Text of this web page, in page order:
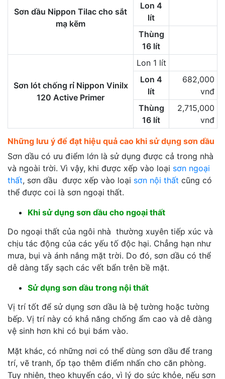
Sơn dầu Nippon Tilac cho sắt
mạ kẽm
Lon 4
lít
Thùng
16 lít
Sơn lót chống rỉ Nippon Vinilx
120 Active Primer
Lon 1 lít
Lon 4
lít
682,000
vnđ
Thùng
16 lít
2,715,000
vnđ
Những lưu ý để đạt hiệu quả cao khi sử dụng sơn dầu
Sơn dầu có ưu điểm lớn là sử dụng được cả trong nhà
và ngoài trời. Vì vậy, khi được xếp vào loại sơn ngoại
thất, sơn dầu được xếp vào loại sơn nội thất cũng có
thể được coi là sơn ngoại thất.
Khi sử dụng sơn dầu cho ngoại thất
Do ngoại thất của ngôi nhà thường xuyên tiếp xúc và
chịu tác động của các yếu tố độc hại. Chẳng hạn như
mưa, bụi và ánh nắng mặt trời. Do đó, sơn dầu có thể
dễ dàng tẩy sạch các vết bẩn trên bề mặt.
Sử dụng sơn dầu trong nội thất
Vị trí tốt để sử dụng sơn dầu là bệ tường hoặc tường
bếp. Vị trí này có khả năng chống ẩm cao và dễ dàng
vệ sinh hơn khi có bụi bám vào.
Mặt khác, có những nơi có thể dùng sơn dầu để trang
trí, vẽ tranh, ốp tạo thêm điểm nhấn cho căn phòng.
Tuy nhiên, theo khuyến cáo, vì lý do sức khỏe, nếu sơn